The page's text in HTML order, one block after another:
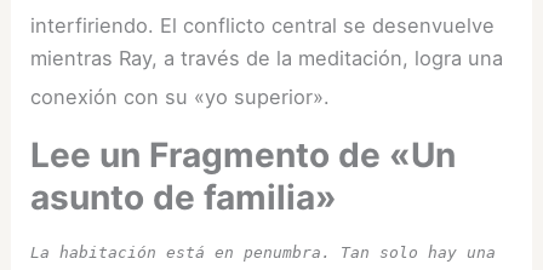
interfiriendo. El conflicto central se desenvuelve
mientras Ray, a través de la meditación, logra una
conexión con su «yo superior».
Lee un Fragmento de «Un
asunto de familia»
La habitación está en penumbra. Tan solo hay una